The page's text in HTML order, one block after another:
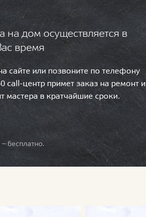
на дом осуществляется в
время
сайте или позвоните по телефону
call-центр примет заказ на ремонт и
мастера в кратчайшие сроки.
бесплатно.